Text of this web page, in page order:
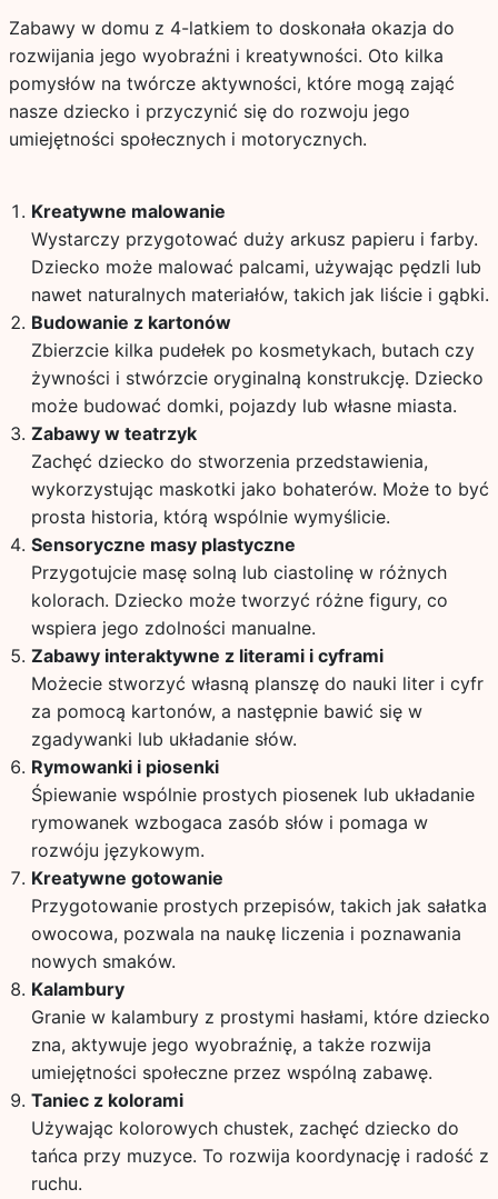
Zabawy w domu z 4-latkiem to doskonała okazja do
rozwijania jego wyobraźni i kreatywności. Oto kilka
pomysłów na twórcze aktywności, które mogą zająć
nasze dziecko i przyczynić się do rozwoju jego
umiejętności społecznych i motorycznych.
Kreatywne malowanie
Wystarczy przygotować duży arkusz papieru i farby.
Dziecko może malować palcami, używając pędzli lub
nawet naturalnych materiałów, takich jak liście i gąbki.
Budowanie z kartonów
Zbierzcie kilka pudełek po kosmetykach, butach czy
żywności i stwórzcie oryginalną konstrukcję. Dziecko
może budować domki, pojazdy lub własne miasta.
Zabawy w teatrzyk
Zachęć dziecko do stworzenia przedstawienia,
wykorzystując maskotki jako bohaterów. Może to być
prosta historia, którą wspólnie wymyślicie.
Sensoryczne masy plastyczne
Przygotujcie masę solną lub ciastolinę w różnych
kolorach. Dziecko może tworzyć różne figury, co
wspiera jego zdolności manualne.
Zabawy interaktywne z literami i cyframi
Możecie stworzyć własną planszę do nauki liter i cyfr
za pomocą kartonów, a następnie bawić się w
zgadywanki lub układanie słów.
Rymowanki i piosenki
Śpiewanie wspólnie prostych piosenek lub układanie
rymowanek wzbogaca zasób słów i pomaga w
rozwóju językowym.
Kreatywne gotowanie
Przygotowanie prostych przepisów, takich jak sałatka
owocowa, pozwala na naukę liczenia i poznawania
nowych smaków.
Kalambury
Granie w kalambury z prostymi hasłami, które dziecko
zna, aktywuje jego wyobraźnię, a także rozwija
umiejętności społeczne przez wspólną zabawę.
Taniec z kolorami
Używając kolorowych chustek, zachęć dziecko do
tańca przy muzyce. To rozwija koordynację i radość z
ruchu.